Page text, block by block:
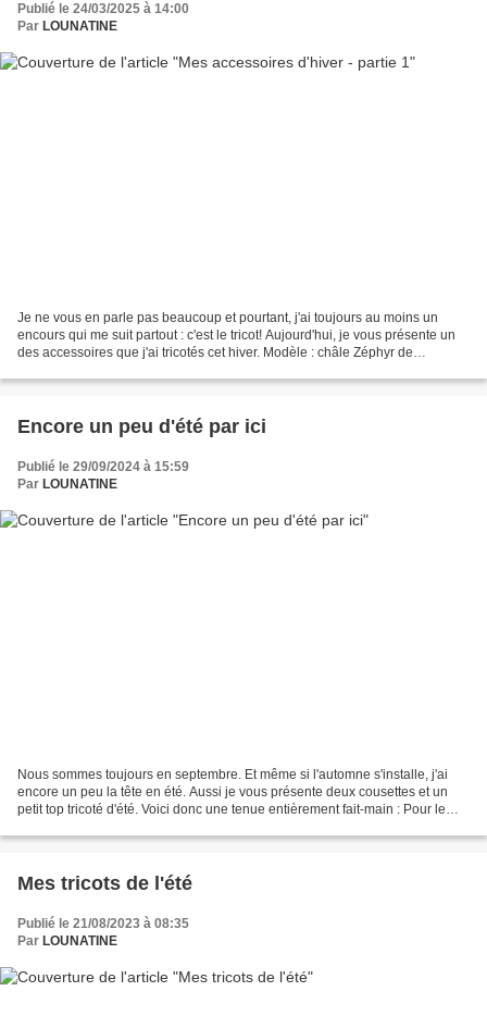
Publié le 24/03/2025 à 14:00
Par LOUNATINE
Je ne vous en parle pas beaucoup et pourtant, j'ai toujours au moins un
encours qui me suit partout : c'est le tricot! Aujourd'hui, je vous présente un
des accessoires que j'ai tricotés cet hiver. Modèle : châle Zéphyr de
Encore un peu d'été par ici
Publié le 29/09/2024 à 15:59
Par LOUNATINE
Nous sommes toujours en septembre. Et même si l'automne s'installe, j'ai
encore un peu la tête en été. Aussi je vous présente deux cousettes et un
petit top tricoté d'été. Voici donc une tenue entièrement fait-main : Pour le
Mes tricots de l'été
Publié le 21/08/2023 à 08:35
Par LOUNATINE